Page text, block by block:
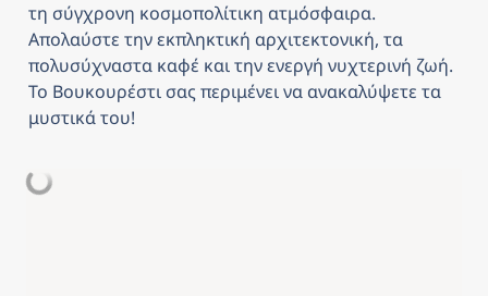
τη σύγχρονη κοσμοπολίτικη ατμόσφαιρα.
Απολαύστε την εκπληκτική αρχιτεκτονική, τα
πολυσύχναστα καφέ και την ενεργή νυχτερινή ζωή.
Το Βουκουρέστι σας περιμένει να ανακαλύψετε τα
μυστικά του!